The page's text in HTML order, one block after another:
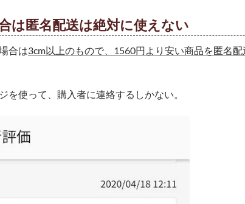
は匿名配送は絶対に使えない
合は3cm以上のもので、1560円より安い商品を匿名
を使って、購入者に連絡するしかない。